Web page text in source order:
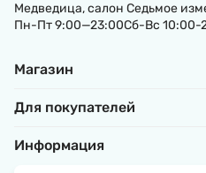
Медведица, салон Седьмое
Пн-Пт 9:00—23:00Сб-Вс 10:00-
Магазин
Для покупателей
Информация